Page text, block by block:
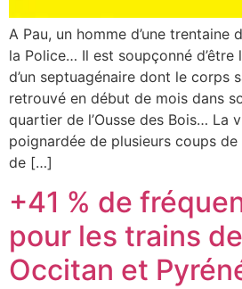
A Pau, un homme d’une trentaine
la Police… Il est soupçonné d’être
d’un septuagénaire dont le corps
retrouvé en début de mois dans
quartier de l’Ousse des Bois… La
poignardée de plusieurs coups
de […]
+41 % de
pour les trains
Occitan et